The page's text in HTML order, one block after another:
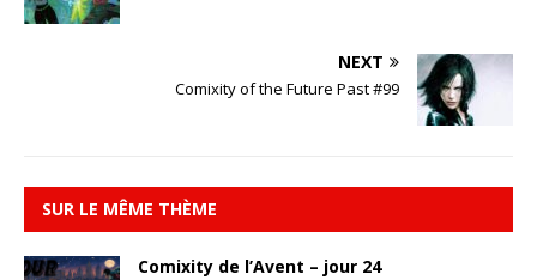
NEXT
Comixity of the Future Past #99
SUR LE MÊME THÈME
Comixity de l’Avent – jour 24